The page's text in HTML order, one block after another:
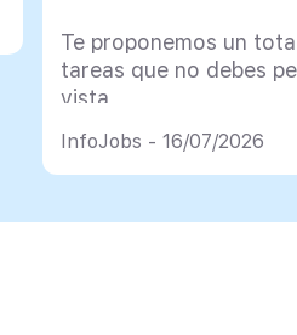
Te proponemos un
tareas que no debes
vista
InfoJobs - 16/07/2026